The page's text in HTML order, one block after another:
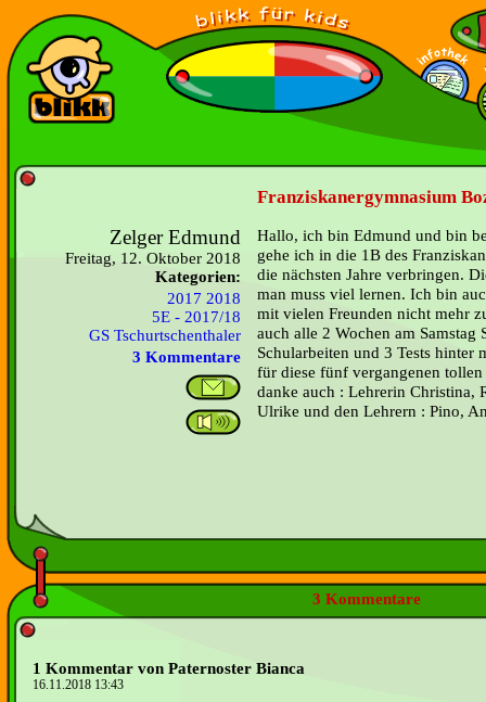
Franziskanergymnasium
Zelger Edmund
Freitag, 12. Oktober 2018
Kategorien:
2017 2018
5E - 2017/18
GS Tschurtschenthaler
3 Kommentare
Hallo, ich bin Edmund und bin
gehe ich in die 1B des
die nächsten Jahre verbringen.
man muss viel lernen. Ich bin
mit vielen Freunden nicht mehr
auch alle 2 Wochen am Samstag
Schularbeiten und 3 Tests
für diese fünf vergangenen
danke auch : Lehrerin Christina,
Ulrike und den Lehrern : Pino,
3 Kommentare
1 Kommentar von Paternoster Bianca
16.11.2018 13:43